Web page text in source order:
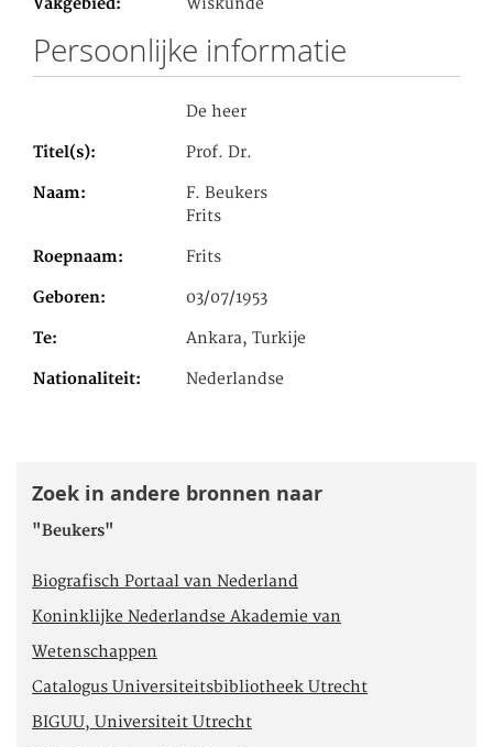
Vakgebied Wiskunde
Persoonlijke informatie
De heer
Titel(s) Prof. Dr.
Naam
F. Beukers
Frits
Roepnaam Frits
Geboren 03/07/1953
Te Ankara, Turkije
Nationaliteit Nederlandse
Zoek in andere bronnen naar
"Beukers"
Biografisch Portaal van Nederland
Koninklijke Nederlandse Akademie van
Wetenschappen
Catalogus Universiteitsbibliotheek Utrecht
BIGUU, Universiteit Utrecht